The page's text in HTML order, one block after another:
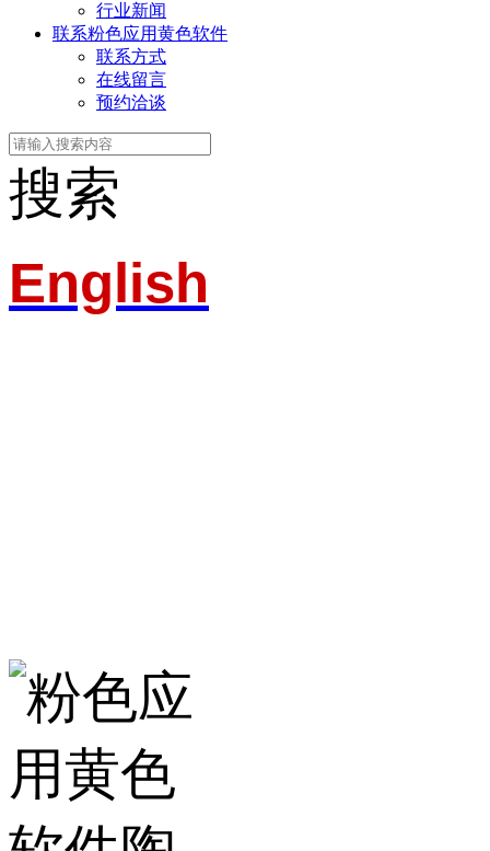
行业新闻
联系粉色应用黄色软件
联系方式
在线留言
预约洽谈
搜索
English